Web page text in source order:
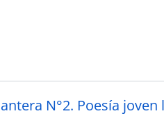
N°2. Poesía